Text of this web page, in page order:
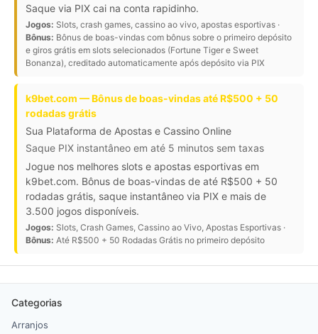
Saque via PIX cai na conta rapidinho.
Jogos: Slots, crash games, cassino ao vivo, apostas esportivas ·
Bônus: Bônus de boas-vindas com bônus sobre o primeiro depósito
e giros grátis em slots selecionados (Fortune Tiger e Sweet
Bonanza), creditado automaticamente após depósito via PIX
k9bet.com — Bônus de boas-vindas até R$500 + 50
rodadas grátis
Sua Plataforma de Apostas e Cassino Online
Saque PIX instantâneo em até 5 minutos sem taxas
Jogue nos melhores slots e apostas esportivas em
k9bet.com. Bônus de boas-vindas de até R$500 + 50
rodadas grátis, saque instantâneo via PIX e mais de
3.500 jogos disponíveis.
Jogos: Slots, Crash Games, Cassino ao Vivo, Apostas Esportivas ·
Bônus: Até R$500 + 50 Rodadas Grátis no primeiro depósito
Categorias
Arranjos